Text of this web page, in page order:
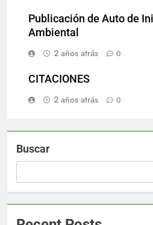
Publicación de Auto de
Ambiental
2 años atrás
0
CITACIONES
2 años atrás
0
Buscar